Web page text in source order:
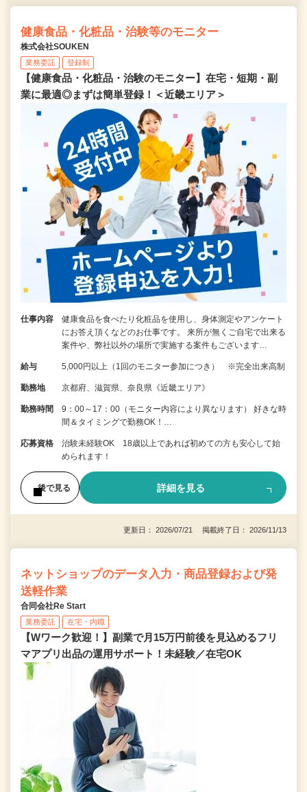
健康食品・化粧品・治験等のモニター
株式会社SOUKEN
業務委託 登録制
【健康食品・化粧品・治験のモニター】在宅・短期・副
業に最適◎まずは簡単登録！＜近畿エリア＞
仕事内容
健康食品を食べたり化粧品を使用し、身体測定やアンケート
にお答え頂くなどのお仕事です。 来所が無くご自宅で出来る
案件や、弊社以外の場所で実施する案件もございます…
給与 5,000円以上（1回のモニター参加につき） ※完全出来高制
勤務地 京都府、滋賀県、奈良県《近畿エリア》
勤務時間
9：00～17：00（モニター内容により異なります） 好きな時
間＆タイミングで勤務OK！…
応募資格
治験未経験OK 18歳以上であれば初めての方も安心して始
められます！
後で見る 詳細を見る
更新日： 2026/07/21 掲載終了日： 2026/11/13
ネットショップのデータ入力・商品登録および発
送軽作業
合同会社Re Start
業務委託 在宅・内職
【Wワーク歓迎！】副業で月15万円前後を見込めるフリ
マアプリ出品の運用サポート！未経験／在宅OK